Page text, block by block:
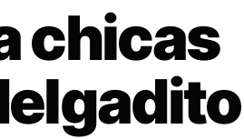
chicas